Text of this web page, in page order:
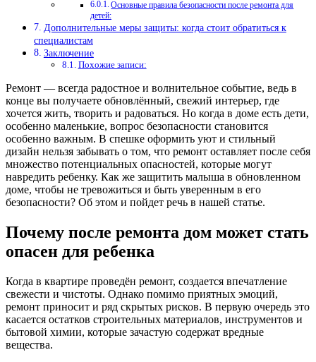
Основные правила безопасности после ремонта для
детей:
Дополнительные меры защиты: когда стоит обратиться к
специалистам
Заключение
Похожие записи:
Ремонт — всегда радостное и волнительное событие, ведь в
конце вы получаете обновлённый, свежий интерьер, где
хочется жить, творить и радоваться. Но когда в доме есть дети,
особенно маленькие, вопрос безопасности становится
особенно важным. В спешке оформить уют и стильный
дизайн нельзя забывать о том, что ремонт оставляет после себя
множество потенциальных опасностей, которые могут
навредить ребенку. Как же защитить малыша в обновленном
доме, чтобы не тревожиться и быть уверенным в его
безопасности? Об этом и пойдет речь в нашей статье.
Почему после ремонта дом может стать
опасен для ребенка
Когда в квартире проведён ремонт, создается впечатление
свежести и чистоты. Однако помимо приятных эмоций,
ремонт приносит и ряд скрытых рисков. В первую очередь это
касается остатков строительных материалов, инструментов и
бытовой химии, которые зачастую содержат вредные
вещества.